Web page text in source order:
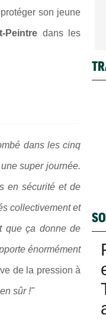
son jeune
Peintre dans les
dans les cinq
super journée.
en sécurité et de
collectivement et
que ça donne de
énormément
de la pression à
sûr !"